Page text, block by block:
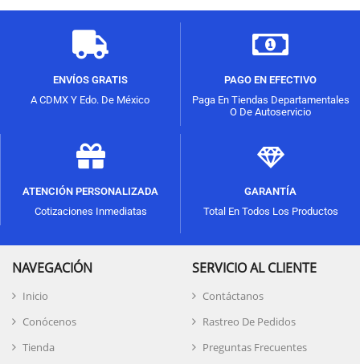
ENVÍOS GRATIS
A CDMX Y Edo. De México
PAGO EN EFECTIVO
Paga En Tiendas Departamentales
O De Autoservicio
ATENCIÓN PERSONALIZADA
Cotizaciones Inmediatas
GARANTÍA
Total En Todos Los Productos
NAVEGACIÓN
Inicio
Conócenos
Tienda
SERVICIO AL CLIENTE
Contáctanos
Rastreo De Pedidos
Preguntas Frecuentes